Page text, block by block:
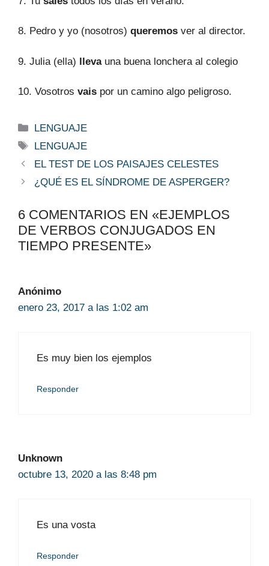
8. Pedro y yo (nosotros) queremos ver al director.
9. Julia (ella) llevauna buena lonchera al colegio
10. Vosotros vais por un camino algo peligroso.
Categorías
LENGUAJE
Etiquetas
LENGUAJE
EL TEST DE LOS PAISAJES CELESTES
¿QUÉ ES EL SÍNDROME DE ASPERGER?
6 COMENTARIOS EN «EJEMPLOS
DE VERBOS CONJUGADOS EN
TIEMPO PRESENTE»
Anónimo
enero 23, 2017 a las 1:02 am
Es muy bien los ejemplos
Responder
Unknown
octubre 13, 2020 a las 8:48 pm
Es una vosta
Responder